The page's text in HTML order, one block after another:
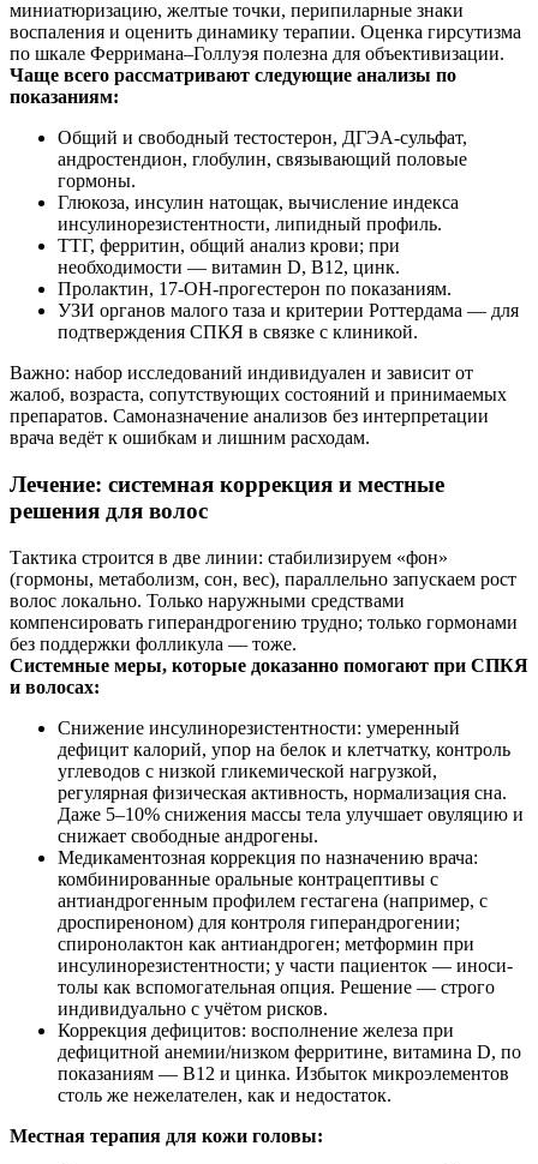
миниатюризацию, желтые точки, перипиларные знаки
воспаления и оценить динамику терапии. Оценка гирсутизма
по шкале Ферримана–Голлуэя полезна для объективизации.
Чаще всего рассматривают следующие анализы по
показаниям:
Общий и свободный тестостерон, ДГЭА‑сульфат,
андростендион, глобулин, связывающий половые
гормоны.
Глюкоза, инсулин натощак, вычисление индекса
инсулинорезистентности, липидный профиль.
ТТГ, ферритин, общий анализ крови; при
необходимости — витамин D, B12, цинк.
Пролактин, 17‑ОН‑прогестерон по показаниям.
УЗИ органов малого таза и критерии Роттердама — для
подтверждения СПКЯ в связке с клиникой.
Важно: набор исследований индивидуален и зависит от
жалоб, возраста, сопутствующих состояний и принимаемых
препаратов. Самоназначение анализов без интерпретации
врача ведёт к ошибкам и лишним расходам.
Лечение: системная коррекция и местные
решения для волос
Тактика строится в две линии: стабилизируем «фон»
(гормоны, метаболизм, сон, вес), параллельно запускаем рост
волос локально. Только наружными средствами
компенсировать гиперандрогению трудно; только гормонами
без поддержки фолликула — тоже.
Системные меры, которые доказанно помогают при СПКЯ
и волосах:
Снижение инсулинорезистентности: умеренный
дефицит калорий, упор на белок и клетчатку, контроль
углеводов с низкой гликемической нагрузкой,
регулярная физическая активность, нормализация сна.
Даже 5–10% снижения массы тела улучшает овуляцию и
снижает свободные андрогены.
Медикаментозная коррекция по назначению врача:
комбинированные оральные контрацептивы с
антиандрогенным профилем гестагена (например, с
дроспиреноном) для контроля гиперандрогении;
спиронолактон как антиандроген; метформин при
инсулинорезистентности; у части пациенток — иноси-
толы как вспомогательная опция. Решение — строго
индивидуально с учётом рисков.
Коррекция дефицитов: восполнение железа при
дефицитной анемии/низком ферритине, витамина D, по
показаниям — B12 и цинка. Избыток микроэлементов
столь же нежелателен, как и недостаток.
Местная терапия для кожи головы: